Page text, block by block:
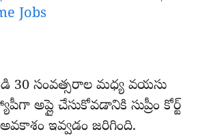
Jobs
30 సంవత్సరాల మధ్య వయసు
అప్లై చేసుకోవడానికి సుప్రీం కోర్ట్
ఇవ్వడం జరిగింది.